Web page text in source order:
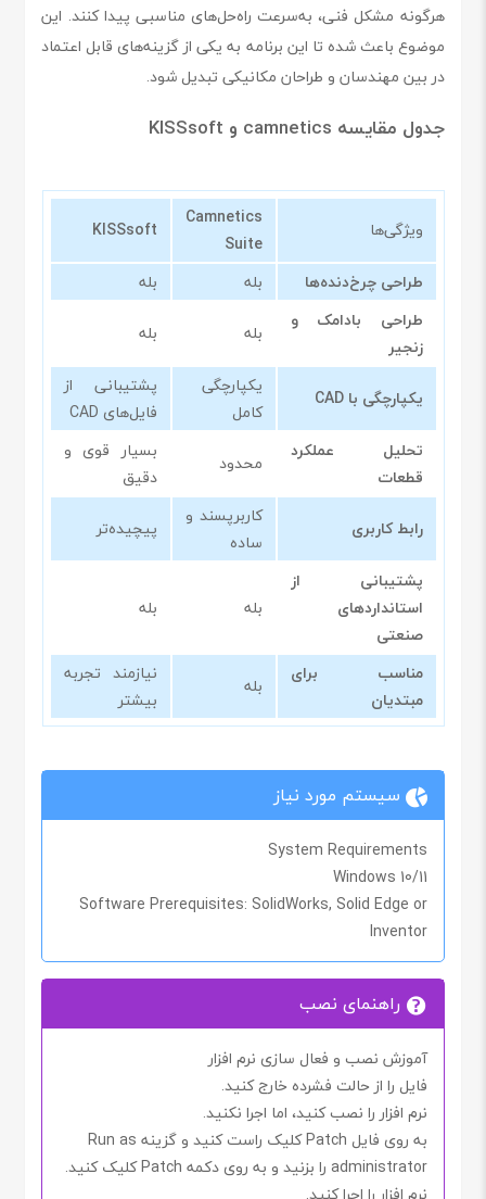
هرگونه مشکل فنی، به‌سرعت راه‌حل‌های مناسبی پیدا کنند. این
موضوع باعث شده تا این برنامه به یکی از گزینه‌های قابل اعتماد
در بین مهندسان و طراحان مکانیکی تبدیل شود.
جدول مقایسه camnetics و KISSsoft
ویژگی‌ها
Camnetics
Suite
KISSsoft
طراحی چرخ‌دنده‌ها
بله
بله
طراحی بادامک و
زنجیر
بله بله
یکپارچگی با CAD
یکپارچگی
کامل
پشتیبانی از
فایل‌های CAD
تحلیل عملکرد
قطعات
محدود
بسیار قوی و
دقیق
رابط کاربری
کاربرپسند و
ساده
پیچیده‌تر
پشتیبانی از
استانداردهای
صنعتی
بله بله
مناسب برای
مبتدیان
بله
نیازمند تجربه
بیشتر
سیستم مورد نیاز
System Requirements
Windows 10/11
Software Prerequisites: SolidWorks, Solid Edge or
Inventor
راهنمای نصب
آموزش نصب و فعال سازی نرم افزار
فایل را از حالت فشرده خارج کنید.
نرم افزار را نصب کنید، اما اجرا نکنید.
به روی فایل Patchکلیک راست کنید و گزینه Run as
administrator را بزنید و به روی دکمه Patchکلیک کنید.